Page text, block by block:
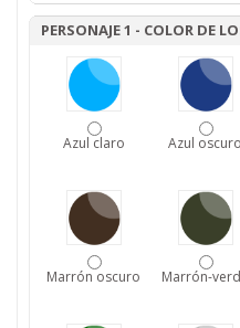
PERSONAJE 1 - COLOR DE
Azul claro Azul oscuro
Marrón oscuro Marrón-